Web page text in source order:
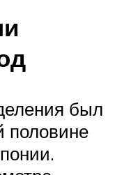
был
половине